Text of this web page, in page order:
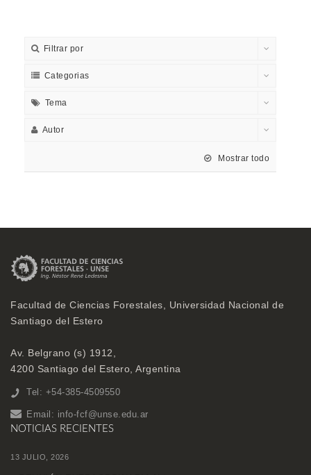
Filtrar por
Categorias
Tema
Autor
Mostrar todo
Facultad de Ciencias Forestales, Universidad Nacional de
Santiago del Estero
Av. Belgrano (s) 1912,
4200 Santiago del Estero, Argentina
Tel: +54-385-4509550
Email: info-fcf@unse.edu.ar
NOTICIAS RECIENTES
13 JULIO, 2026